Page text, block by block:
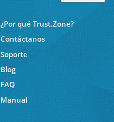
¿Por qué Trust.Zone?
Contáctanos
Soporte
Blog
FAQ
Manual